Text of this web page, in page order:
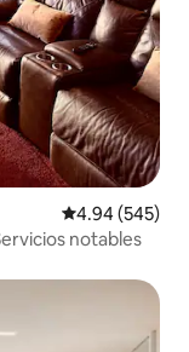
Calificación
4.94 (545)
notables